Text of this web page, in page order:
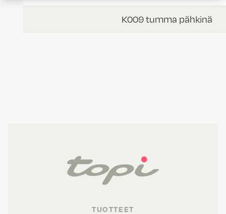
K009 tumma pähkinä
TUOTTEET